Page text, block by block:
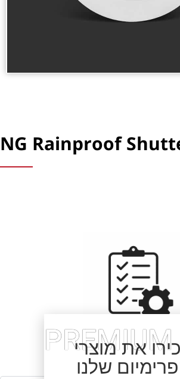
NG Rainproof
Specification
PREMIUM
את מוצרי
שלנו